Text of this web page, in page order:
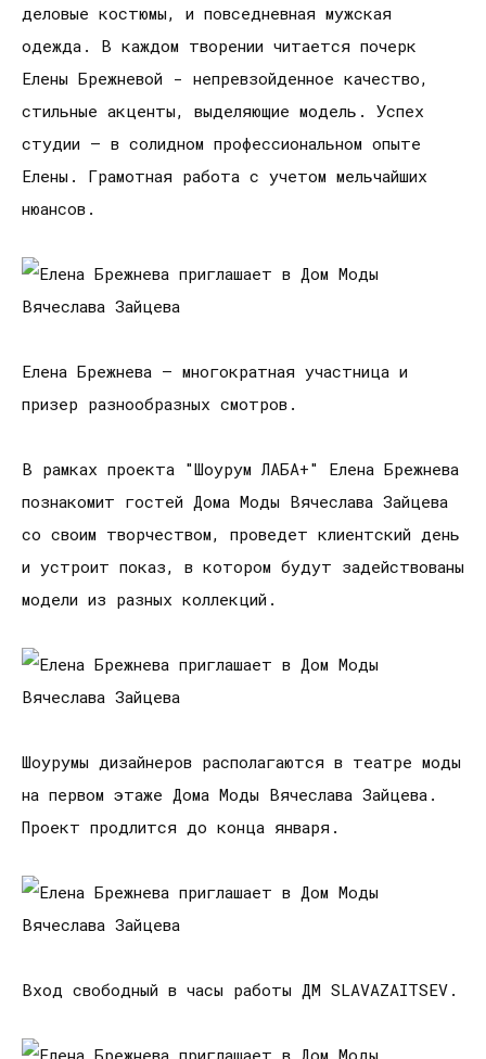
деловые костюмы, и повседневная мужская
одежда. В каждом творении читается почерк
Елены Брежневой - непревзойденное качество,
стильные акценты, выделяющие модель. Успех
студии — в солидном профессиональном опыте
Елены. Грамотная работа с учетом мельчайших
нюансов.
Елена Брежнева — многократная участница и
призер разнообразных смотров.
В рамках проекта "Шоурум ЛАБА+" Елена Брежнева
познакомит гостей Дома Моды Вячеслава Зайцева
со своим творчеством, проведет клиентский день
и устроит показ, в котором будут задействованы
модели из разных коллекций.
Шоурумы дизайнеров располагаются в театре моды
на первом этаже Дома Моды Вячеслава Зайцева.
Проект продлится до конца января.
Вход свободный в часы работы ДМ SLAVAZAITSEV.